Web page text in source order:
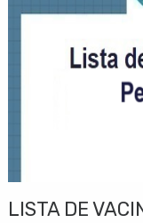
LISTA DE